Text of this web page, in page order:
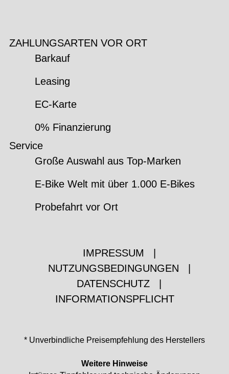
ZAHLUNGSARTEN VOR ORT
Barkauf
Leasing
EC-Karte
0% Finanzierung
Service
Große Auswahl aus Top-Marken
E-Bike Welt mit über 1.000 E-Bikes
Probefahrt vor Ort
IMPRESSUM
NUTZUNGSBEDINGUNGEN
DATENSCHUTZ
INFORMATIONSPFLICHT
* Unverbindliche Preisempfehlung des Herstellers
Weitere Hinweise